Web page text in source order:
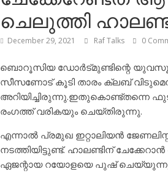
ചെലുത്തി
December 29, 2021 Raf Talks 0
ബൊറൂസിയ ഡോർട്മുണ്ടിന്റെ
സീസണോട് കൂടി താരം ക്ലബ്
അറിയിച്ചിരുന്നു.ഇതുകൊണ്ട്തന്നെ
രംഗത്ത് വരികയും ചെയ്തിരുന്നു.
എന്നാൽ പ്രമുഖ ഇറ്റാലിയൻ
നടത്തിയിട്ടുണ്ട്. ഹാലണ്ടിന്
ഏജന്റായ റയോളയെ പുഷ് ചെയ്യുന്നുണ്ട്